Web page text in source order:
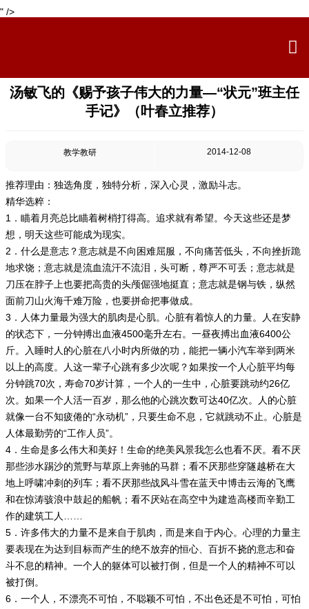
" />

汤敏飞的《赐予孩子伟大的力量—“状元”班主任
手记》（叶春立推荐）
教学教研 2014-12-08
推荐理由：独选角度，独特分析，深入心灵，激励斗志。
精华选粹：
1．瞄着月亮总比瞄着树梢打得高。追求就有希望。今天这些还是梦
想，明天这些可能成为现实。
2．什么是意志？意志就是不向困难屈服，不向痛苦低头，不向挫折跪
地求饶；意志就是流血流汗不流泪，头可断，尊严不可丢；意志就是
刀压在脖子上也要把高贵的头颅倔强地挺直；意志就是钢与铁，纵然
面前刀山火海千难万险，也要拼命把事做成。
3．人体力量最为强大的肌肉是心肌。心脏有着惊人的力量。人在安静
的状态下，一分钟搏出血液4500毫升左右。一昼夜搏出血液6400公
斤。入睡时人的心脏在八小时内所做的功，能把一辆小汽车举到两米
以上的高度。人这一辈子心跳有多少次呢？如果按一个人心脏平均每
分钟跳70次，寿命70岁计算，一个人的一生中，心脏要跳动约26亿
次。如果一个人活一百岁，那么他的心跳次数可达40亿次。人的心脏
就像一台不知疲倦的“永动机”，只要生命不息，它就跳动不止。心脏是
人体最勤劳的“工作人员”。
4．生命是多么伟大和美好！生命的绝美风景我怎么也看不厌。看不厌
那些涉水踢沙的荒野与草原上奔驰的马群；看不厌那些穿隧越桥在大
地上呼啸冲刺的列车；看不厌那些战风斗雪在蓝天中博击云海的飞鹰
和在惊涛骇浪中鼓起的船帆；看不厌站在高空中为建造高楼而辛勤工
作的建筑工人……
5．许多伟大的力量不是来自于肌肉，而是来自于内心。心理的力量主
要表现在为达到目标而产生的绝不放弃的恒心、百折不挠的意志和奋
斗不息的精神。一个人的躯体可以被打倒，但是一个人的精神不可以
被打倒。
6．一个人，不漂亮不可怕，不聪颖不可怕，不出色还是不可怕，可怕